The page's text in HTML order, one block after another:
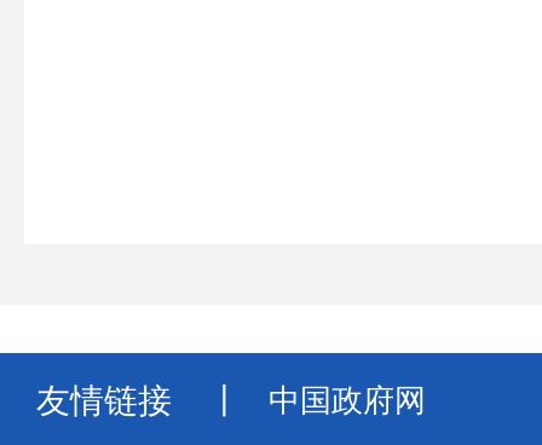
友情链接 中国政府网